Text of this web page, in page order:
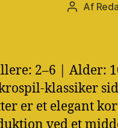
Af
2–6 | Alder:
klassiker
er et elegant